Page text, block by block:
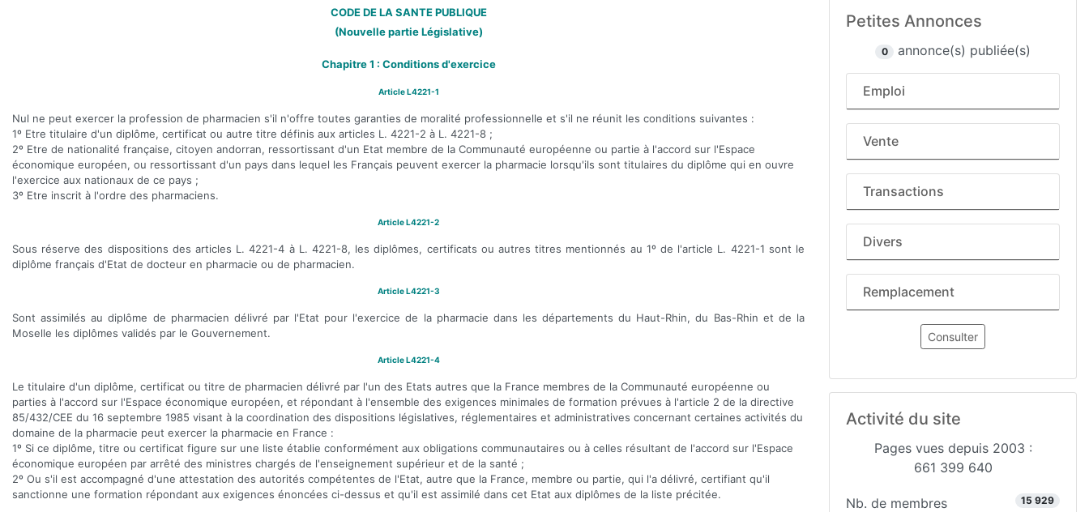
CODE DE LA SANTE PUBLIQUE
(Nouvelle partie Législative)
Chapitre 1 : Conditions d'exercice
Article L4221-1
Nul ne peut exercer la profession de pharmacien s'il n'offre toutes garanties de moralité professionnelle et s'il ne réunit les conditions suivantes :
1º Etre titulaire d'un diplôme, certificat ou autre titre définis aux articles L. 4221-2 à L. 4221-8 ;
2º Etre de nationalité française, citoyen andorran, ressortissant d'un Etat membre de la Communauté européenne ou partie à l'accord sur l'Espace
économique européen, ou ressortissant d'un pays dans lequel les Français peuvent exercer la pharmacie lorsqu'ils sont titulaires du diplôme qui en ouvre
l'exercice aux nationaux de ce pays ;
3º Etre inscrit à l'ordre des pharmaciens.
Article L4221-2
Sous réserve des dispositions des articles L. 4221-4 à L. 4221-8, les diplômes, certificats ou autres titres mentionnés au 1º de l'article L. 4221-1 sont le
diplôme français d'Etat de docteur en pharmacie ou de pharmacien.
Article L4221-3
Sont assimilés au diplôme de pharmacien délivré par l'Etat pour l'exercice de la pharmacie dans les départements du Haut-Rhin, du Bas-Rhin et de la
Moselle les diplômes validés par le Gouvernement.
Article L4221-4
Le titulaire d'un diplôme, certificat ou titre de pharmacien délivré par l'un des Etats autres que la France membres de la Communauté européenne ou
parties à l'accord sur l'Espace économique européen, et répondant à l'ensemble des exigences minimales de formation prévues à l'article 2 de la directive
85/432/CEE du 16 septembre 1985 visant à la coordination des dispositions législatives, réglementaires et administratives concernant certaines activités du
domaine de la pharmacie peut exercer la pharmacie en France :
1º Si ce diplôme, titre ou certificat figure sur une liste établie conformément aux obligations communautaires ou à celles résultant de l'accord sur l'Espace
économique européen par arrêté des ministres chargés de l'enseignement supérieur et de la santé ;
2º Ou s'il est accompagné d'une attestation des autorités compétentes de l'Etat, autre que la France, membre ou partie, qui l'a délivré, certifiant qu'il
sanctionne une formation répondant aux exigences énoncées ci-dessus et qu'il est assimilé dans cet Etat aux diplômes de la liste précitée.
Petites Annonces
0 annonce(s) publiée(s)
Emploi
Vente
Transactions
Divers
Remplacement
Consulter
Activité du site
Pages vues depuis 2003 :
661 399 640
Nb. de membres 15 929